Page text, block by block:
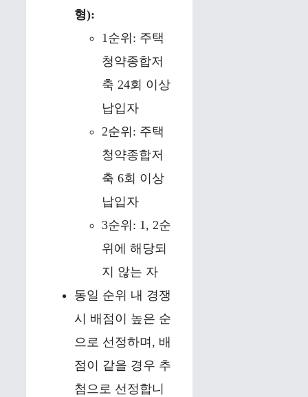
형):
1순위: 주택
청약종합저
축 24회 이상
납입자
2순위: 주택
청약종합저
축 6회 이상
납입자
3순위: 1, 2순
위에 해당되
지 않는 자
동일 순위 내 경쟁
시 배점이 높은 순
으로 선정하며, 배
점이 같을 경우 추
첨으로 선정합니